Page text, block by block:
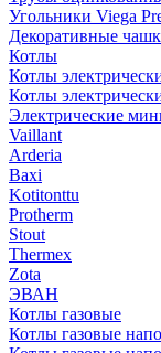
Угольники Viega
Декоративные
Котлы
Котлы
Котлы
Электрические
Vaillant
Arderia
Baxi
Kotitonttu
Protherm
Stout
Thermex
Zota
ЭВАН
Котлы газовые
Котлы газовые